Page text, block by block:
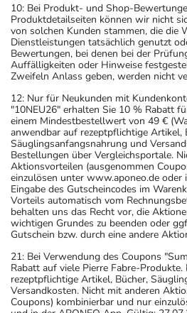
10: Bei Produkt- und Shop-
Produktdetailseiten können wir nicht
von solchen Kunden stammen, die die
Dienstleistungen tatsächlich genutzt
Bewertungen, bei denen bei der
Auffälligkeiten oder Hinweise
Zweifeln Anlass geben, werden nicht
12: Nur für Neukunden mit
"10NEU26" erhalten Sie 10 % Rabatt
einem Mindestbestellwert von 49 €
anwendbar auf rezeptpflichtige Artikel,
Säuglingsanfangsnahrung und
Bestellungen über Vergleichsportale.
Aktionsvorteilen (ausgenommen
einzulösen unter www.aponeo.de oder
Eingabe des Gutscheincodes im
Vorteils automatisch vom
behalten uns das Recht vor, die
wichtigen Grundes zu beenden oder
Gutschein bzw. durch eine andere
21: Bei Verwendung des Coupons
Rabatt auf viele Pierre Fabre-
rezeptpflichtige Artikel, Bücher,
Versandkosten. Nicht mit anderen
Coupons) kombinierbar und nur